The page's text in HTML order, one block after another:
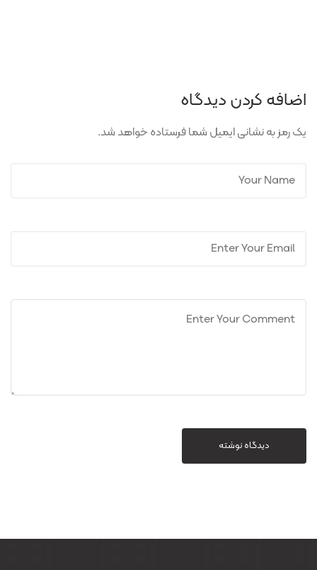
اضافه کردن دیدگاه
یک رمز به نشانی ایمیل شما فرستاده خواهد شد.
دیدگاه نوشته